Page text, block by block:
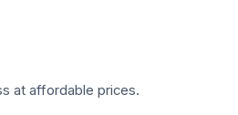
at affordable prices.